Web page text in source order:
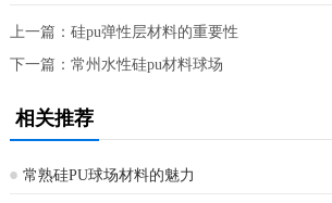
上一篇： 硅pu弹性层材料的重要性
下一篇： 常州水性硅pu材料球场
相关推荐
常熟硅PU球场材料的魅力